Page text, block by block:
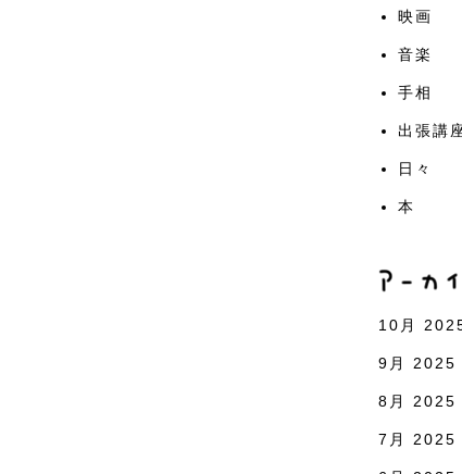
映画
音楽
手相
出張講
日々
本
10月
9月 2025
8月 2025
7月 2025